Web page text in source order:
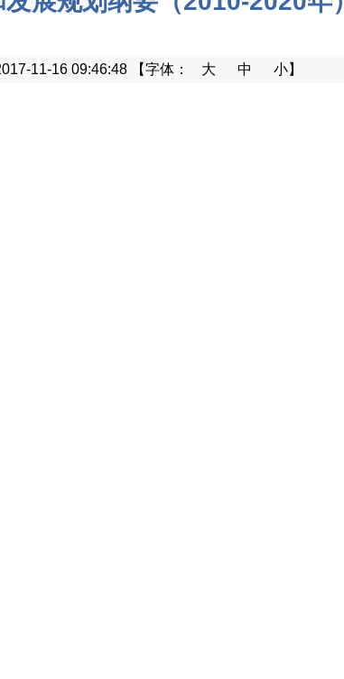
11-16 09:46:48 【字体： 大 中 小】